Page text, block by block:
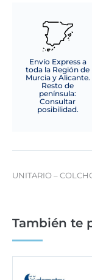
Envío Express a
toda la Región de
Murcia y Alicante.
Resto de
península:
Consultar
posibilidad.
UNITARIO –
También te